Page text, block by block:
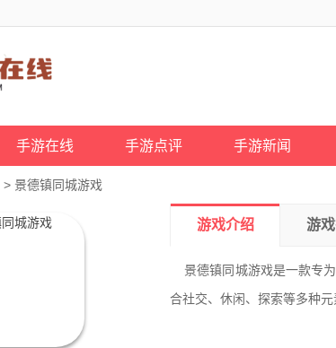
手游在线 手游点评 手游新闻
> 景德镇同城游戏
游戏介绍 游
景德镇同城游戏是一款专为
合社交、休闲、探索等多种